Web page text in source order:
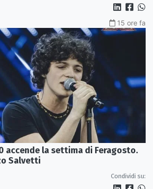
15 ore fa
accende la settima di Feragosto.
Salvetti
Condividi su: